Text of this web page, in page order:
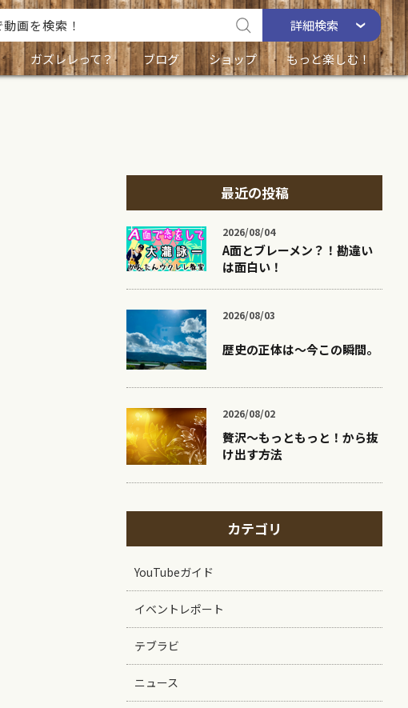
詳細検索
ガズレレって？ ブログ ショップ もっと楽しむ！
最近の投稿
2026/08/04
A面とブレーメン？！勘違い
は面白い！
2026/08/03
歴史の正体は〜今この瞬間。
2026/08/02
贅沢〜もっともっと！から抜
け出す方法
カテゴリ
YouTubeガイド
イベントレポート
テブラビ
ニュース